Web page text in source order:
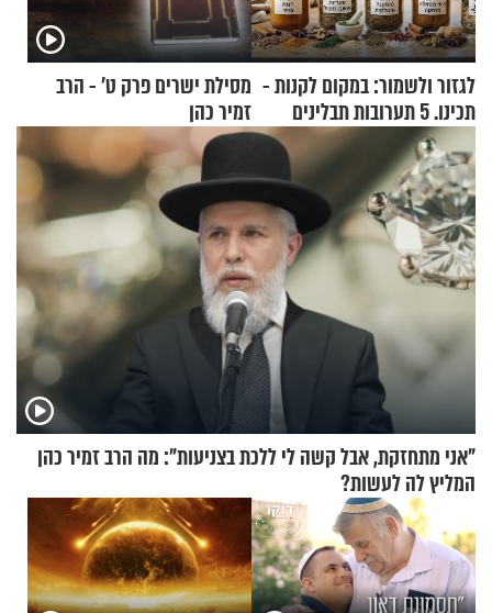
לגזור ולשמור: במקום לקנות -
תכינו. 5 תערובות תבלינים
שמתאימות להכל
מסילת ישרים פרק ט’ - הרב
זמיר כהן
"אני מתחזקת, אבל קשה לי ללכת בצניעות": מה הרב זמיר כהן
המליץ לה לעשות?